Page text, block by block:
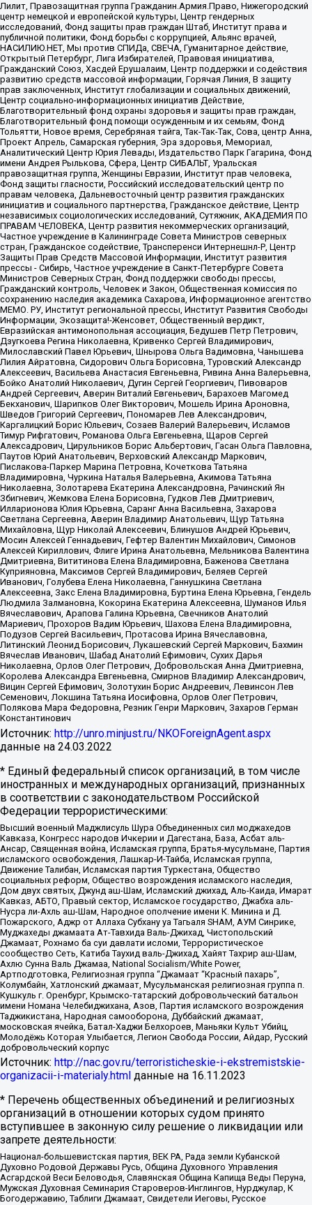
Лилит, Правозащитная группа Гражданин.Армия.Право, Нижегородский
центр немецкой и европейской культуры, Центр гендерных
исследований, Фонд защиты прав граждан Штаб, Институт права и
публичной политики, Фонд борьбы с коррупцией, Альянс врачей,
НАСИЛИЮ.НЕТ, Мы против СПИДа, СВЕЧА, Гуманитарное действие,
Открытый Петербург, Лига Избирателей, Правовая инициатива,
Гражданский Союз, Хасдей Ерушалаим, Центр поддержки и содействия
развитию средств массовой информации, Горячая Линия, В защиту
прав заключенных, Институт глобализации и социальных движений,
Центр социально-информационных инициатив Действие,
Благотворительный фонд охраны здоровья и защиты прав граждан,
Благотворительный фонд помощи осужденным и их семьям, Фонд
Тольятти, Новое время, Серебряная тайга, Так-Так-Так, Сова, центр Анна,
Проект Апрель, Самарская губерния, Эра здоровья, Мемориал,
Аналитический Центр Юрия Левады, Издательство Парк Гагарина, Фонд
имени Андрея Рылькова, Сфера, Центр СИБАЛЬТ, Уральская
правозащитная группа, Женщины Евразии, Институт прав человека,
Фонд защиты гласности, Российский исследовательский центр по
правам человека, Дальневосточный центр развития гражданских
инициатив и социального партнерства, Гражданское действие, Центр
независимых социологических исследований, Сутяжник, АКАДЕМИЯ ПО
ПРАВАМ ЧЕЛОВЕКА, Центр развития некоммерческих организаций,
Частное учреждение в Калининграде Совета Министров северных
стран, Гражданское содействие, Трансперенси Интернешнл-Р, Центр
Защиты Прав Средств Массовой Информации, Институт развития
прессы - Сибирь, Частное учреждение в Санкт-Петербурге Совета
Министров Северных Стран, Фонд поддержки свободы прессы,
Гражданский контроль, Человек и Закон, Общественная комиссия по
сохранению наследия академика Сахарова, Информационное агентство
МЕМО. РУ, Институт региональной прессы, Институт Развития Свободы
Информации, Экозащита!-Женсовет, Общественный вердикт,
Евразийская антимонопольная ассоциация, Бедушев Петр Петрович,
Дзугкоева Регина Николаевна, Кривенко Сергей Владимирович,
Милославский Павел Юрьевич, Шнырова Ольга Вадимовна, Чанышева
Лилия Айратовна, Сидорович Ольга Борисовна, Туровский Александр
Алексеевич, Васильева Анастасия Евгеньевна, Ривина Анна Валерьевна,
Бойко Анатолий Николаевич, Дугин Сергей Георгиевич, Пивоваров
Андрей Сергеевич, Аверин Виталий Евгеньевич, Барахоев Магомед
Бекханович, Шарипков Олег Викторович, Мошель Ирина Ароновна,
Шведов Григорий Сергеевич, Пономарев Лев Александрович,
Каргалицкий Борис Юльевич, Созаев Валерий Валерьевич, Исламов
Тимур Рифгатович, Романова Ольга Евгеньевна, Щаров Сергей
Алексадрович, Цирульников Борис Альбертович, Гасан Ольга Павловна,
Паутов Юрий Анатольевич, Верховский Александр Маркович,
Пислакова-Паркер Марина Петровна, Кочеткова Татьяна
Владимировна, Чуркина Наталья Валерьевна, Акимова Татьяна
Николаевна, Золотарева Екатерина Александровна, Рачинский Ян
Збигневич, Жемкова Елена Борисовна, Гудков Лев Дмитриевич,
Илларионова Юлия Юрьевна, Саранг Анна Васильевна, Захарова
Светлана Сергеевна, Аверин Владимир Анатольевич, Щур Татьяна
Михайловна, Щур Николай Алексеевич, Блинушов Андрей Юрьевич,
Мосин Алексей Геннадьевич, Гефтер Валентин Михайлович, Симонов
Алексей Кириллович, Флиге Ирина Анатольевна, Мельникова Валентина
Дмитриевна, Вититинова Елена Владимировна, Баженова Светлана
Куприяновна, Максимов Сергей Владимирович, Беляев Сергей
Иванович, Голубева Елена Николаевна, Ганнушкина Светлана
Алексеевна, Закс Елена Владимировна, Буртина Елена Юрьевна, Гендель
Людмила Залмановна, Кокорина Екатерина Алексеевна, Шуманов Илья
Вячеславович, Арапова Галина Юрьевна, Свечников Анатолий
Мариевич, Прохоров Вадим Юрьевич, Шахова Елена Владимировна,
Подузов Сергей Васильевич, Протасова Ирина Вячеславовна,
Литинский Леонид Борисович, Лукашевский Сергей Маркович, Бахмин
Вячеслав Иванович, Шабад Анатолий Ефимович, Сухих Дарья
Николаевна, Орлов Олег Петрович, Добровольская Анна Дмитриевна,
Королева Александра Евгеньевна, Смирнов Владимир Александрович,
Вицин Сергей Ефимович, Золотухин Борис Андреевич, Левинсон Лев
Семенович, Локшина Татьяна Иосифовна, Орлов Олег Петрович,
Полякова Мара Федоровна, Резник Генри Маркович, Захаров Герман
Константинович
Источник: http://unro.minjust.ru/NKOForeignAgent.aspx
данные на 24.03.2022
* Единый федеральный список организаций, в том числе
иностранных и международных организаций, признанных
в соответствии с законодательством Российской
Федерации террористическими:
Высший военный Маджлисуль Шура Объединенных сил моджахедов
Кавказа, Конгресс народов Ичкерии и Дагестана, База, Асбат аль-
Ансар, Священная война, Исламская группа, Братья-мусульмане, Партия
исламского освобождения, Лашкар-И-Тайба, Исламская группа,
Движение Талибан, Исламская партия Туркестана, Общество
социальных реформ, Общество возрождения исламского наследия,
Дом двух святых, Джунд аш-Шам, Исламский джихад, Аль-Каида, Имарат
Кавказ, АБТО, Правый сектор, Исламское государство, Джабха аль-
Нусра ли-Ахль аш-Шам, Народное ополчение имени К. Минина и Д.
Пожарского, Аджр от Аллаха Субхану уа Тагьаля SHAM, АУМ Синрике,
Муджахеды джамаата Ат-Тавхида Валь-Джихад, Чистопольский
Джамаат, Рохнамо ба суи давлати исломи, Террористическое
сообщество Сеть, Катиба Таухид валь-Джихад, Хайят Тахрир аш-Шам,
Ахлю Сунна Валь Джамаа, National Socialism/White Power,
Артподготовка, Религиозная группа “Джамаат “Красный пахарь”,
Колумбайн, Хатлонский джамаат, Мусульманская религиозная группа п.
Кушкуль г. Оренбург, Крымско-татарский добровольческий батальон
имени Номана Челебиджихана, Азов, Партия исламского возрождения
Таджикистана, Народная самооборона, Дуббайский джамаат,
московская ячейка, Батал-Хаджи Белхороев, Маньяки Культ Убийц,
Молодёжь Которая Улыбается, Легион Свобода России, Айдар, Русский
добровольческий корпус
Источник: http://nac.gov.ru/terroristicheskie-i-ekstremistskie-
organizacii-i-materialy.html данные на 16.11.2023
* Перечень общественных объединений и религиозных
организаций в отношении которых судом принято
вступившее в законную силу решение о ликвидации или
запрете деятельности:
Национал-большевистская партия, ВЕК РА, Рада земли Кубанской
Духовно Родовой Державы Русь, Община Духовного Управления
Асгардской Веси Беловодья, Славянская Община Капища Веды Перуна,
Мужская Духовная Семинария Староверов-Инглингов, Нурджулар, К
Богодержавию, Таблиги Джамаат, Свидетели Иеговы, Русское